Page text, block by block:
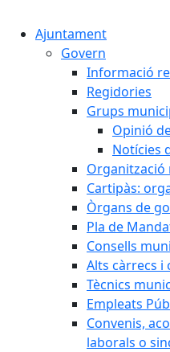
Ajuntament
Govern
Informació
Regidories
Grups
Opinió
Notícies
Organització
Cartipàs:
Òrgans de
Pla de
Consells
Alts càrrecs i
Tècnics
Empleats
Convenis,
laborals o